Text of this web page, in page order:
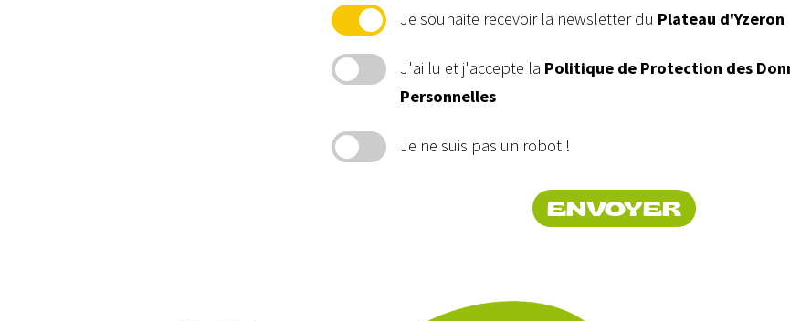
Je souhaite recevoir la newsletter du Plateau d'Yzeron
J'ai lu et j'accepte la Politique de Protection des
Personnelles
Je ne suis pas un robot !
ENVOYER